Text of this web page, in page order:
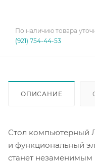
По наличию товара
(921) 754-44-53
ОПИСАНИЕ
Стол компьютерный
и функциональный
станет